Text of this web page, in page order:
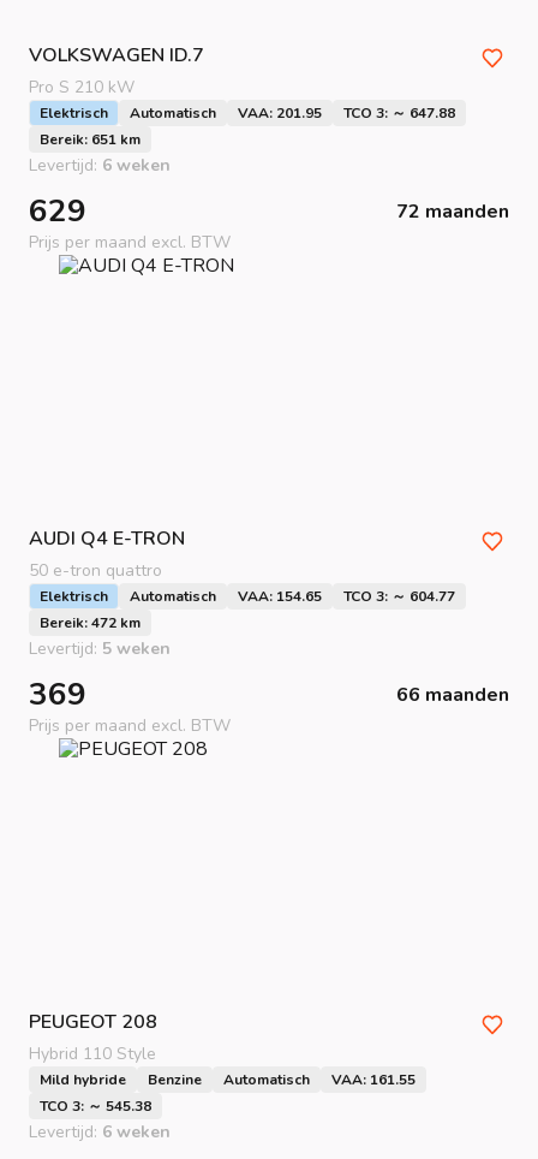
VOLKSWAGEN ID.7
Pro S 210 kW
Elektrisch Automatisch VAA: 201.95
TCO 3: ～ 647.88
Bereik: 651 km
Levertijd: 6 weken
629 72 maanden
Prijs per maand excl. BTW
AUDI Q4 E-TRON
50 e-tron quattro
Elektrisch Automatisch VAA: 154.65
TCO 3: ～ 604.77
Bereik: 472 km
Levertijd: 5 weken
369 66 maanden
Prijs per maand excl. BTW
PEUGEOT 208
Hybrid 110 Style
Mild hybride Benzine Automatisch
VAA: 161.55
TCO 3: ～ 545.38
Levertijd: 6 weken